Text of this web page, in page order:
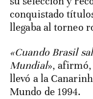
conquistado
llegaba al torneo
«Cuando Brasil
Mundial», afirmó,
llevó a la
Mundo de 1994.